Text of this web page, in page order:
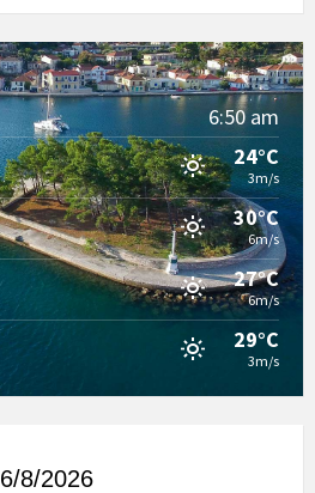
6:50 am
24°C
3m/s
30°C
6m/s
27°C
6m/s
29°C
3m/s
6/8/2026